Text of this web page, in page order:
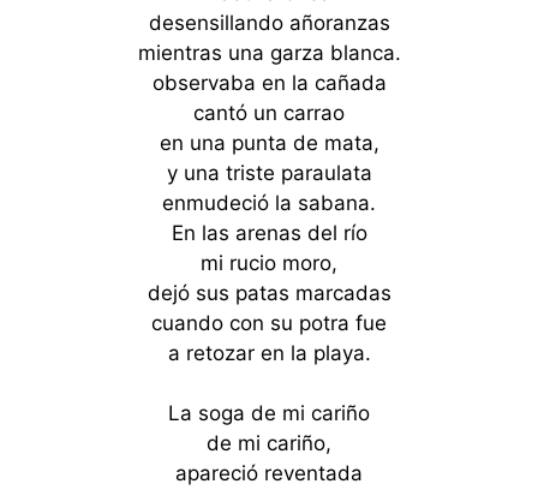
desensillando añoranzas
mientras una garza blanca.
observaba en la cañada
cantó un carrao
en una punta de mata,
y una triste paraulata
enmudeció la sabana.
En las arenas del río
mi rucio moro,
dejó sus patas marcadas
cuando con su potra fue
a retozar en la playa.
La soga de mi cariño
de mi cariño,
apareció reventada